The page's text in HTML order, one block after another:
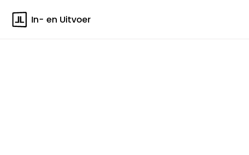
In- en Uitvoer